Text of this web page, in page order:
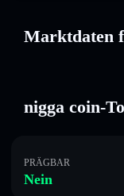
Marktdaten
nigga coin-
PRÄGBAR
Nein